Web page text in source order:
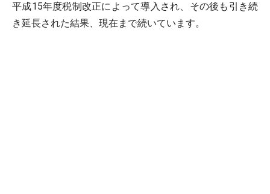
平成15年度税制改正によって導入され、その後も引き続
き延長された結果、現在まで続いています。